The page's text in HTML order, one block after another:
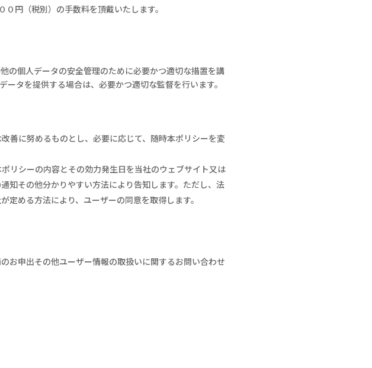
０円（税別）の手数料を頂戴いたします。
の個人データの安全管理のために必要かつ適切な措置を講
タを提供する場合は、必要かつ適切な監督を行います。
善に努めるものとし、必要に応じて、随時本ポリシーを変
リシーの内容とその効力発生日を当社のウェブサイト又は
知その他分かりやすい方法により告知します。ただし、法
める方法により、ユーザーの同意を取得します。
お申出その他ユーザー情報の取扱いに関するお問い合わせ